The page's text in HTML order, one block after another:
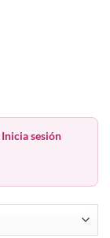
Inicia sesión